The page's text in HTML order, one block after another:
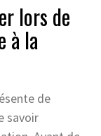
lors de
à la
de
savoir